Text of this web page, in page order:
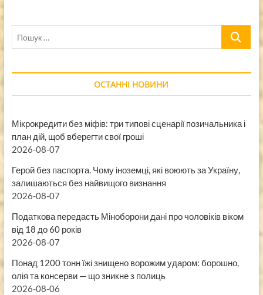
Пошук
ОСТАННІ НОВИНИ
Мікрокредити без міфів: три типові сценарії позичальника і
план дій, щоб вберегти свої гроші
2026-08-07
Герой без паспорта. Чому іноземці, які воюють за Україну,
залишаються без найвищого визнання
2026-08-07
Податкова передасть Міноборони дані про чоловіків віком
від 18 до 60 років
2026-08-07
Понад 1200 тонн їжі знищено ворожим ударом: борошно,
олія та консерви — що зникне з полиць
2026-08-06